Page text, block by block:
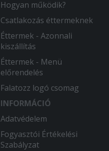
Hogyan működik?
Csatlakozás éttermeknek
Éttermek - Azonnali
kiszállítás
Éttermek - Menü
előrendelés
Falatozz logó csomag
INFORMÁCIÓ
Adatvédelem
Fogyasztói Értékelési
Szabályzat